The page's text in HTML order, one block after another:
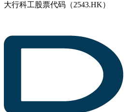
大行科工股票代码（2543.HK）